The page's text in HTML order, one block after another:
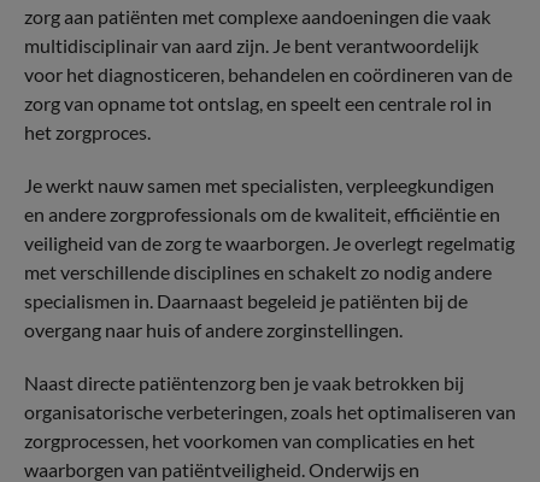
zorg aan patiënten met complexe aandoeningen die vaak
multidisciplinair van aard zijn. Je bent verantwoordelijk
voor het diagnosticeren, behandelen en coördineren van de
zorg van opname tot ontslag, en speelt een centrale rol in
het zorgproces.
Je werkt nauw samen met specialisten, verpleegkundigen
en andere zorgprofessionals om de kwaliteit, efficiëntie en
veiligheid van de zorg te waarborgen. Je overlegt regelmatig
met verschillende disciplines en schakelt zo nodig andere
specialismen in. Daarnaast begeleid je patiënten bij de
overgang naar huis of andere zorginstellingen.
Naast directe patiëntenzorg ben je vaak betrokken bij
organisatorische verbeteringen, zoals het optimaliseren van
zorgprocessen, het voorkomen van complicaties en het
waarborgen van patiëntveiligheid. Onderwijs en